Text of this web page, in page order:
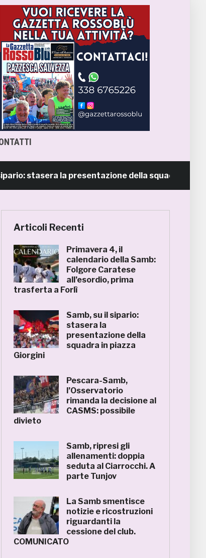
stasera la presentazione della squadra in piazza
Articoli Recenti
Primavera 4, il
calendario della Samb:
Folgore Caratese
all’esordio, prima
trasferta a Forlì
Samb, su il sipario:
stasera la
presentazione della
squadra in piazza
Giorgini
Pescara-Samb,
l’Osservatorio
rimanda la decisione al
CASMS: possibile
divieto
Samb, ripresi gli
allenamenti: doppia
seduta al Ciarrocchi. A
parte Tunjov
La Samb smentisce
notizie e ricostruzioni
riguardanti la
cessione del club.
COMUNICATO